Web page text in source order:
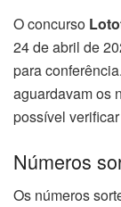
O concurso
24 de abril de
para
aguardavam os
possível
Números
Os números